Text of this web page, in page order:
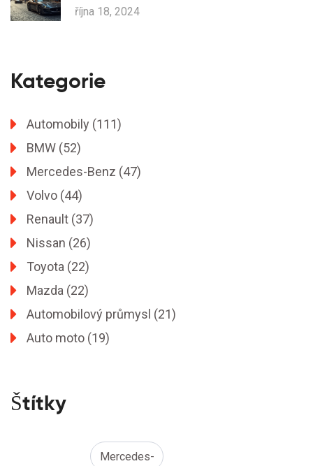
října 18, 2024
Kategorie
Automobily (111)
BMW (52)
Mercedes-Benz (47)
Volvo (44)
Renault (37)
Nissan (26)
Toyota (22)
Mazda (22)
Automobilový průmysl (21)
Auto moto (19)
Štítky
Mercedes-